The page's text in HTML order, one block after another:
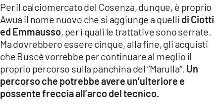
Per il calciomercato del Cosenza, dunque, è proprio
Awua il nome nuovo che si aggiunge a quelli di Ciotti
ed Emmausso, per i quali le trattative sono serrate.
Ma dovrebbero essere cinque, alla fine, gli acquisti
che Buscè vorrebbe per continuare al meglio il
proprio percorso sulla panchina del “Marulla”. Un
percorso che potrebbe avere un’ulteriore e
possente freccia all’arco del tecnico.